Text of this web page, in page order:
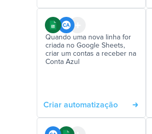
Quando uma nova linha for
criada no Google Sheets,
criar um contas a receber na
Conta Azul
Criar automatização